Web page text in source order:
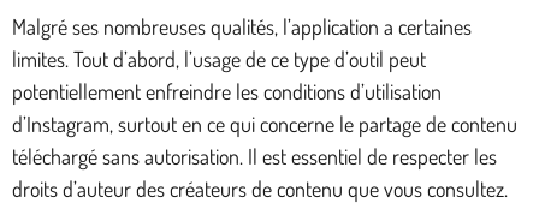
Malgré ses nombreuses qualités, l’application a certaines
limites. Tout d’abord, l’usage de ce type d’outil peut
potentiellement enfreindre les conditions d’utilisation
d’Instagram, surtout en ce qui concerne le partage de contenu
téléchargé sans autorisation. Il est essentiel de respecter les
droits d’auteur des créateurs de contenu que vous consultez.